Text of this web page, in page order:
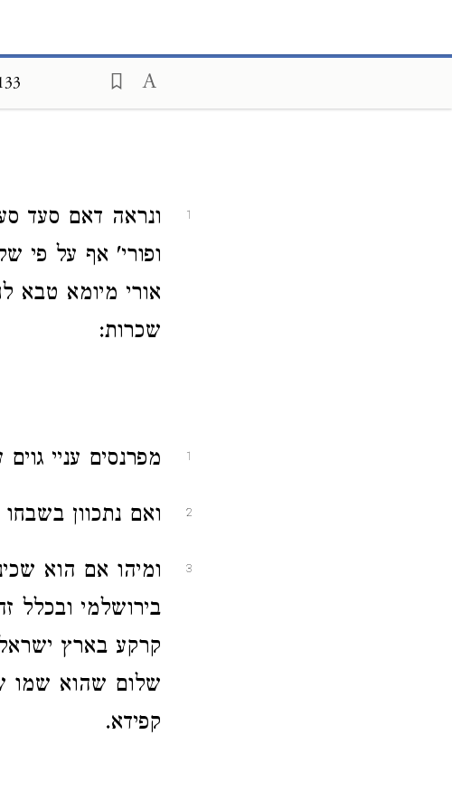
1
ונראה דאם סעד
ופורי' אף על פי
אורי מיומא טבא
שכרות:
1 מפרנסים עניי
2 ואם נתכוון
3
ומיהו אם הוא
בירושלמי ובכלל
קרקע בארץ
שלום שהוא שמו
קפידא.